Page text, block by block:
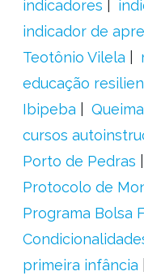
indicadores
indicador de
Teotônio Vilela
educação
Ibipeba
cursos
Porto de Pedras
Protocolo de
Programa Bolsa
primeira infância